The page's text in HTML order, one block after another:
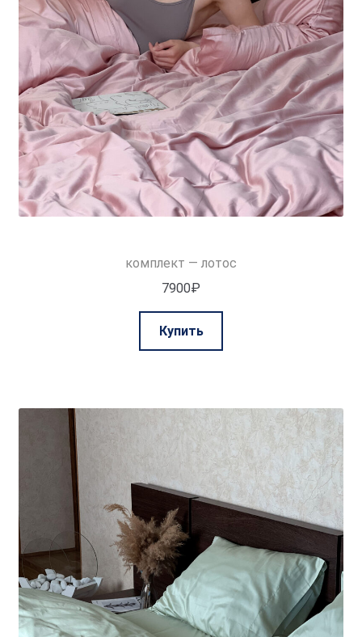
комплект — лотос
7900₽
Купить
можно
выбрать
на
странице
товара.